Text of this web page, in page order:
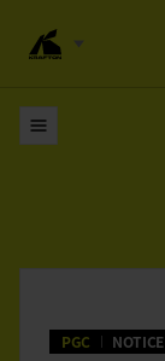
PGC NOTICE